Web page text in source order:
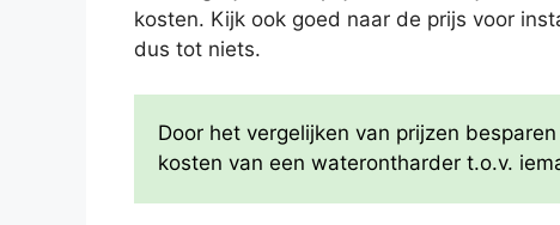
kosten. Kijk ook goed naar de prijs voor
dus tot niets.
Door het vergelijken van prijzen
kosten van een waterontharder t.o.v.